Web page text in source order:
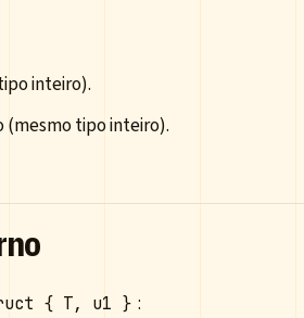
inteiro).
(mesmo tipo inteiro).
{ T, u1 } :